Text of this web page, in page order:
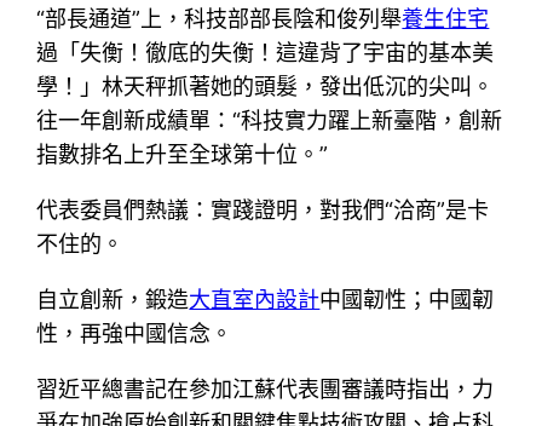
“部長通道”上，科技部部長陰和俊列舉養生住宅
過「失衡！徹底的失衡！這違背了宇宙的基本美
學！」林天秤抓著她的頭髮，發出低沉的尖叫。
往一年創新成績單：“科技實力躍上新臺階，創新
指數排名上升至全球第十位。”
代表委員們熱議：實踐證明，對我們“洽商”是卡
不住的。
自立創新，鍛造大直室內設計中國韌性；中國韌
性，再強中國信念。
習近平總書記在參加江蘇代表團審議時指出，力